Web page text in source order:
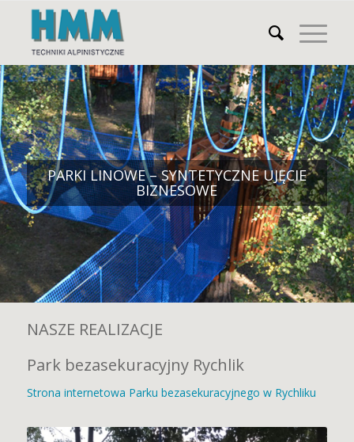
PARKI LINOWE – SYNTETYCZNE UJĘCIE
BIZNESOWE
NASZE REALIZACJE
Park bezasekuracyjny Rychlik
Strona internetowa Parku bezasekuracyjnego w Rychliku